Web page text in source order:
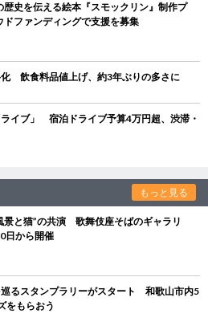
歴史を伝える絵本『スモックリン』制作プ
ファンディングで支援を募集
化 飲食料品値上げ、約3年ぶりの多さに
イブ」 宿泊ドライブ予算4万円超、渋滞・
もっと見る
景と猫”の共演 歌舞伎座そばのギャラリ
日から開催
るスタンプラリーがスタート 和歌山市内5
をもらおう